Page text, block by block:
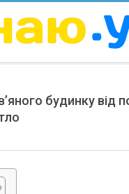
будинку від